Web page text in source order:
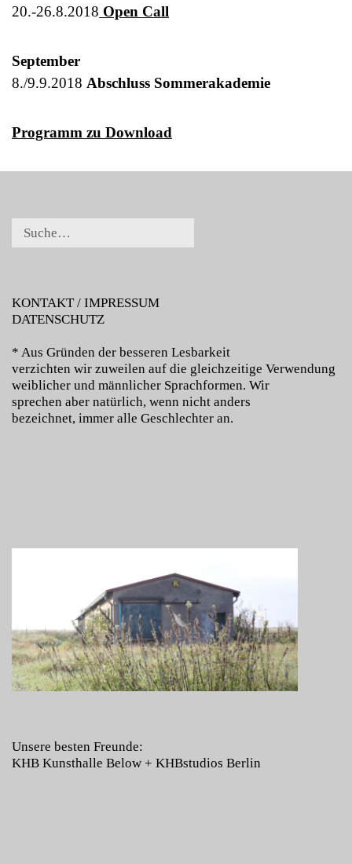
20.-26.8.2018 Open Call
September
8./9.9.2018 Abschluss Sommerakademie
Programm zu Download
KONTAKT / IMPRESSUM
DATENSCHUTZ
* Aus Gründen der besseren Lesbarkeit
verzichten wir zuweilen auf die gleichzeitige Verwendung
weiblicher und männlicher Sprachformen. Wir
sprechen aber natürlich, wenn nicht anders
bezeichnet, immer alle Geschlechter an.
Unsere besten Freunde:
KHB Kunsthalle Below + KHBstudios Berlin